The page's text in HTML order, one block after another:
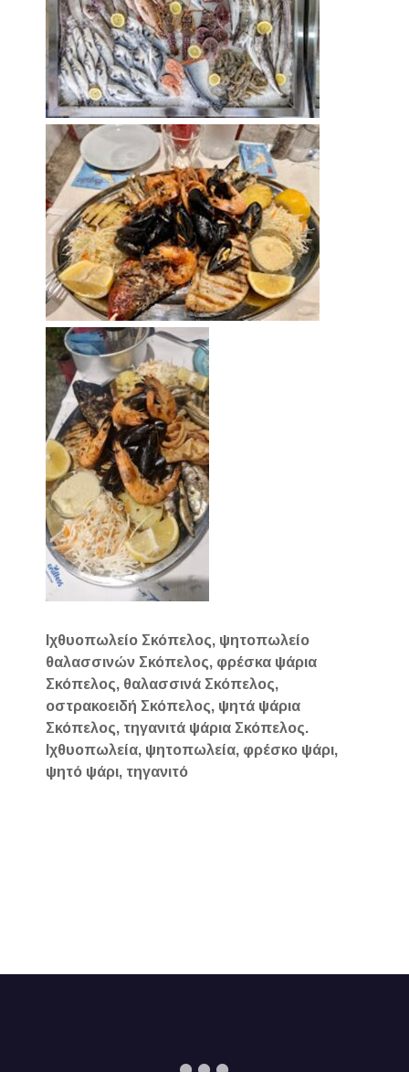
Ιχθυοπωλείο Σκόπελος, ψητοπωλείο
θαλασσινών Σκόπελος, φρέσκα ψάρια
Σκόπελος, θαλασσινά Σκόπελος,
οστρακοειδή Σκόπελος, ψητά ψάρια
Σκόπελος, τηγανιτά ψάρια Σκόπελος.
Ιχθυοπωλεία, ψητοπωλεία, φρέσκο ψάρι,
ψητό ψάρι, τηγανιτό